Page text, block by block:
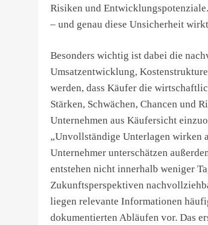
Risiken und
– und genau diese Unsicherheit
Besonders wichtig ist dabei die
Umsatzentwicklung,
werden, dass Käufer die
Stärken, Schwächen, Chancen und
Unternehmen aus Käufersicht
„Unvollständige Unterlagen wirken
Unternehmer unterschätzen
entstehen nicht innerhalb weniger
Zukunftsperspektiven
liegen relevante Informationen
dokumentierten Abläufen vor. Das